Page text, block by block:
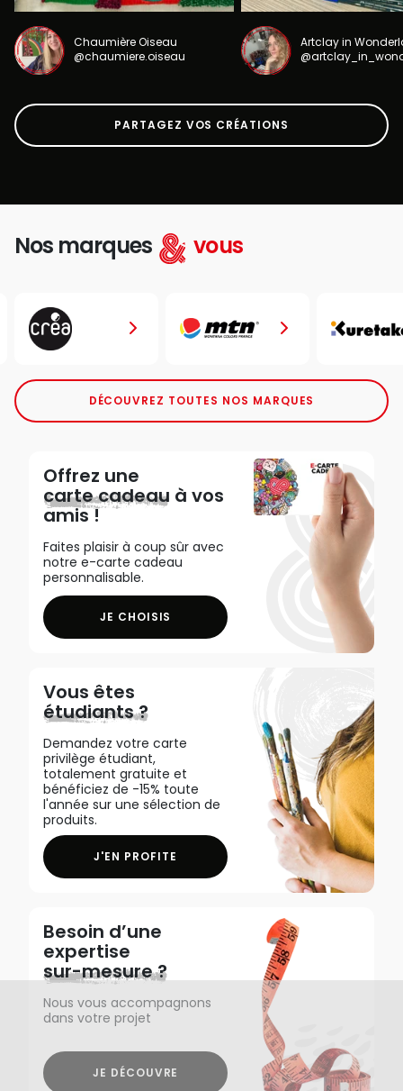
Chaumière Oiseau
@chaumiere.oiseau
Artclay in
PARTAGEZ VOS CRÉATIONS
Nos marques vous
DÉCOUVREZ TOUTES NOS MARQUES
Offrez une
carte cadeau à vos
amis !
Faites plaisir à coup sûr avec
notre e-carte cadeau
personnalisable.
JE CHOISIS
Vous êtes
étudiants ?
Demandez votre carte
privilège étudiant,
totalement gratuite et
bénéficiez de -15% toute
l'année sur une sélection de
produits.
J'EN PROFITE
Besoin d’une
expertise
sur-mesure ?
Nous vous accompagnons
dans votre projet
JE DÉCOUVRE